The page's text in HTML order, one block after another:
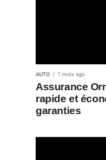
AUTO 7 mois ago
Assurance
rapide et
garanties